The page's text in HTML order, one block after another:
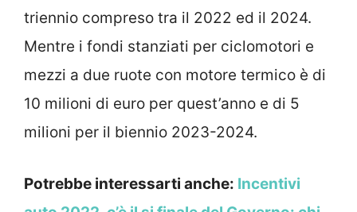
triennio compreso tra il 2022 ed il 2024.
Mentre i fondi stanziati per ciclomotori e
mezzi a due ruote con motore termico è di
10 milioni di euro per quest’anno e di 5
milioni per il biennio 2023-2024.
Potrebbe interessarti anche: Incentivi